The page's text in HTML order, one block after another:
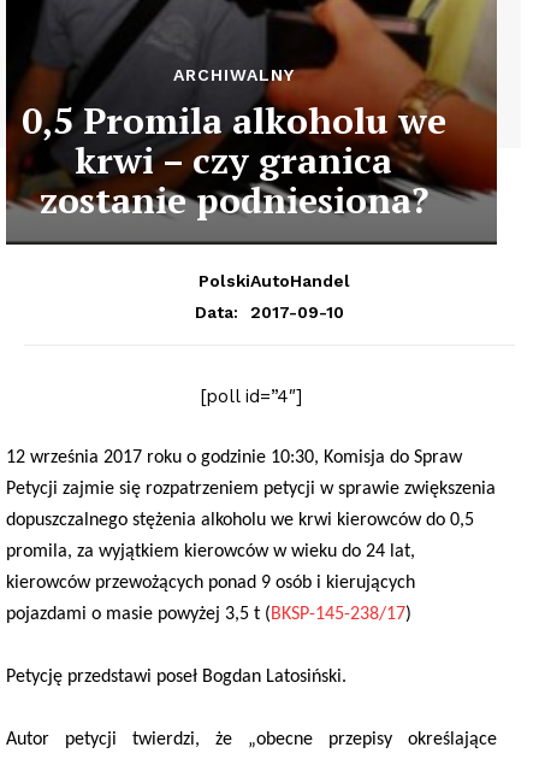
ARCHIWALNY
0,5 Promila alkoholu we
krwi – czy granica
zostanie podniesiona?
PolskiAutoHandel
Data:
2017-09-10
[poll id=”4″]
12 września 2017 roku o godzinie 10:30, Komisja do Spraw
Petycji zajmie się rozpatrzeniem petycji w sprawie zwiększenia
dopuszczalnego stężenia alkoholu we krwi kierowców do 0,5
promila, za wyjątkiem kierowców w wieku do 24 lat,
kierowców przewożących ponad 9 osób i kierujących
pojazdami o masie powyżej 3,5 t (BKSP-145-238/17)
Petycję przedstawi poseł Bogdan Latosiński.
Autor petycji twierdzi, że „obecne przepisy określające